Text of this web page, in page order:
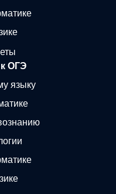
ОГЭ
языку